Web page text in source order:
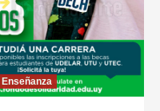
Enseñanza